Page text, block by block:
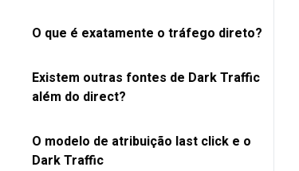
O que é exatamente o tráfego direto?
Existem outras fontes de Dark Traffic
além do direct?
O modelo de atribuição last click e o
Dark Traffic